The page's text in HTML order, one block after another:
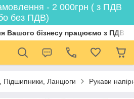
- 2 000грн ( з ПДВ
без ПДВ)
Вашого бізнесу працюємо з ПДВ
Ланцюги Рукави